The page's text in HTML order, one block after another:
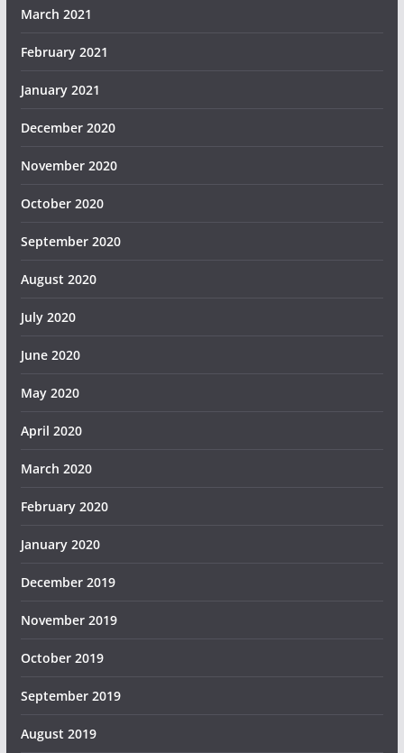
March 2021
February 2021
January 2021
December 2020
November 2020
October 2020
September 2020
August 2020
July 2020
June 2020
May 2020
April 2020
March 2020
February 2020
January 2020
December 2019
November 2019
October 2019
September 2019
August 2019